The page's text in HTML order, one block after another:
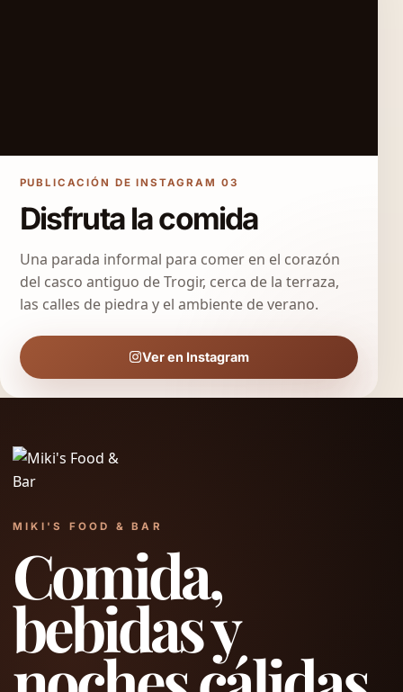
PUBLICACIÓN DE INSTAGRAM 03
Disfruta la comida
Una parada informal para comer en el corazón
del casco antiguo de Trogir, cerca de la terraza,
las calles de piedra y el ambiente de verano.
Ver en Instagram
MIKI'S FOOD & BAR
Comida,
bebidas y